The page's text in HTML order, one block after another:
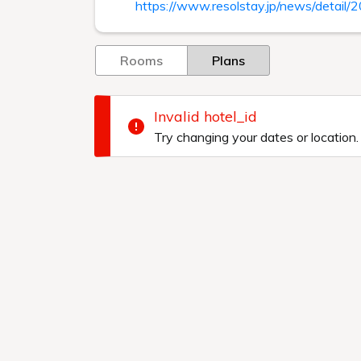
https://www.resolstay.jp/news/detail/
Rooms Plans
Invalid hotel_id
Try changing your dates or location.